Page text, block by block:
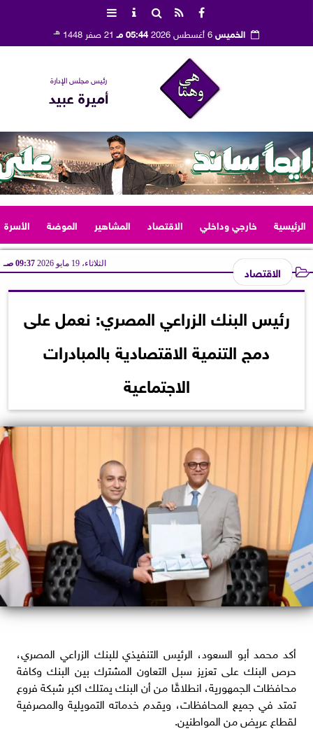
الخميس 05:44 مـ 21 صفر 1448 هـ
رئيس مجلس الإدارة
أميرة عبيد
الرئيسية خارجي وداخلي الاقتصاد المشاهير الموضة الأسرة
الاقتصاد الثلاثاء، 19 مايو 2026 09:37 صـ
رئيس البنك الزراعي المصري: نعمل على
دمج التنمية الاقتصادية بالمبادرات
الاجتماعية
أكد محمد أبو السعود، الرئيس التنفيذي للبنك الزراعي المصري،
حرص البنك على تعزيز سبل التعاون المشترك بين البنك وكافة
محافظات الجمهورية، انطلاقًا من أن البنك يمتلك اكبر شبكة فروع
تمتد في جميع المحافظات، ويقدم خدماته التمويلية والمصرفية
لقطاع عريض من المواطنين.